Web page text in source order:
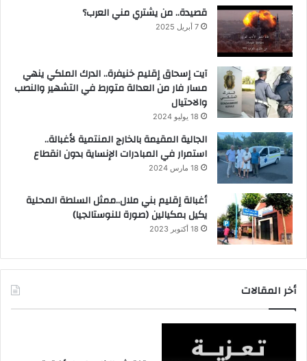
قصيدة.. من يشتري مني العرب؟
7 أبريل 2025
آيت إسحاق إقليم خنيفرة.. الدرك الملكي ينهي
مسار فار من العدالة متورط في التشهير والنصب
والاحتيال
18 يوليو 2024
الجالية المقيمة بالخارج المنتمية لأغبالة..
استمرار في المبادرات الإنساية بدون انقطاع
18 مارس 2024
أغبالة إقليم بني ملال..ممثل السلطة المحلية
يكيل بمكيالين (صورة للنوستالجيا)
18 أكتوبر 2023
أخر المقالات